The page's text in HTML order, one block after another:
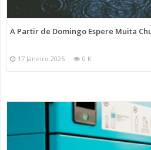
A Partir de Domingo Espere Muita
17 Janeiro 2025 0 K